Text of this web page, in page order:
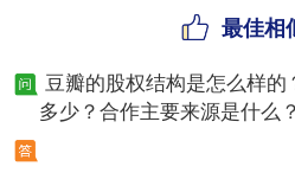
最佳相
豆瓣的股权结构是怎么样
多少？合作主要来源是什么？